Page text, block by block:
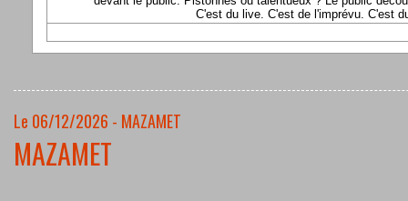
C'est du live. C'est de l'imprévu. C'est
Le 06/12/2026 - MAZAMET
MAZAMET